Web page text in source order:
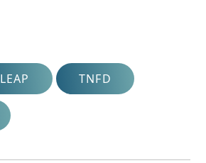
LEAP TNFD